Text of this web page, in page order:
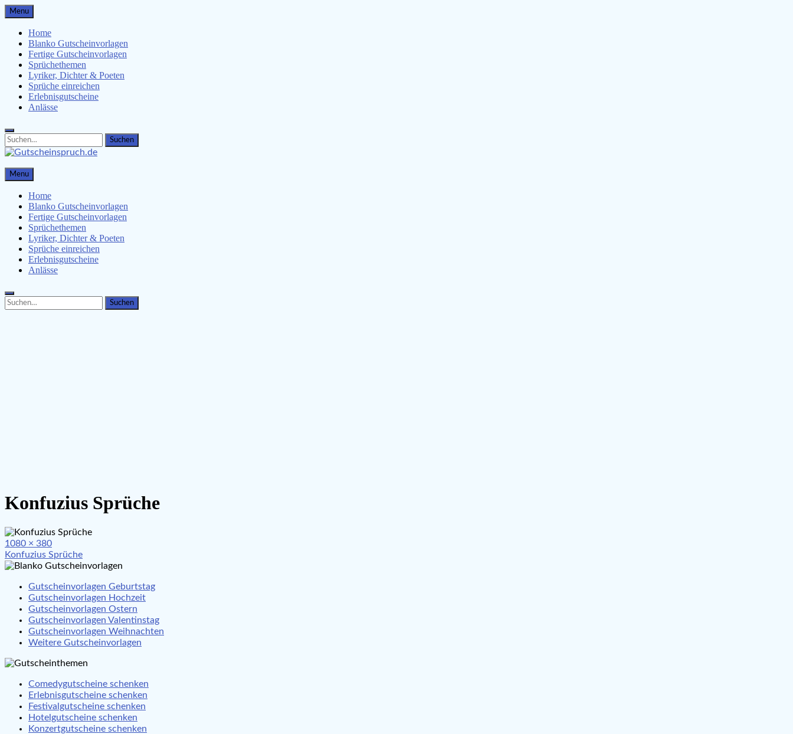
Skip
to
content
Menu
Home
Blanko Gutscheinvorlagen
Fertige Gutscheinvorlagen
Sprüchethemen
Lyriker, Dichter & Poeten
Sprüche einreichen
Erlebnisgutscheine
Anlässe
Search
for:
Search
Gutscheinspruch.de
Gutscheinsprüche & Gutscheinvorlagen finden
Menu
Home
Blanko Gutscheinvorlagen
Fertige Gutscheinvorlagen
Sprüchethemen
Lyriker, Dichter & Poeten
Sprüche einreichen
Erlebnisgutscheine
Anlässe
Search
for:
Search
Konfuzius Sprüche
Full
size
1080 × 380
Beitragsnavigation
Konfuzius Sprüche
Gutscheinvorlagen Geburtstag
Gutscheinvorlagen Hochzeit
Gutscheinvorlagen Ostern
Gutscheinvorlagen Valentinstag
Gutscheinvorlagen Weihnachten
Weitere Gutscheinvorlagen
Comedygutscheine schenken
Erlebnisgutscheine schenken
Festivalgutscheine schenken
Hotelgutscheine schenken
Konzertgutscheine schenken